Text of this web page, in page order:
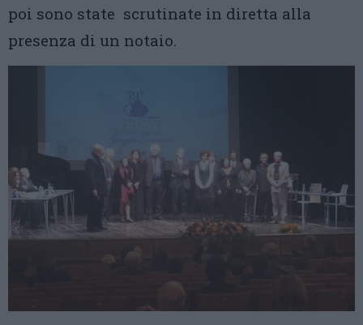
poi sono state scrutinate in diretta alla
presenza di un notaio.